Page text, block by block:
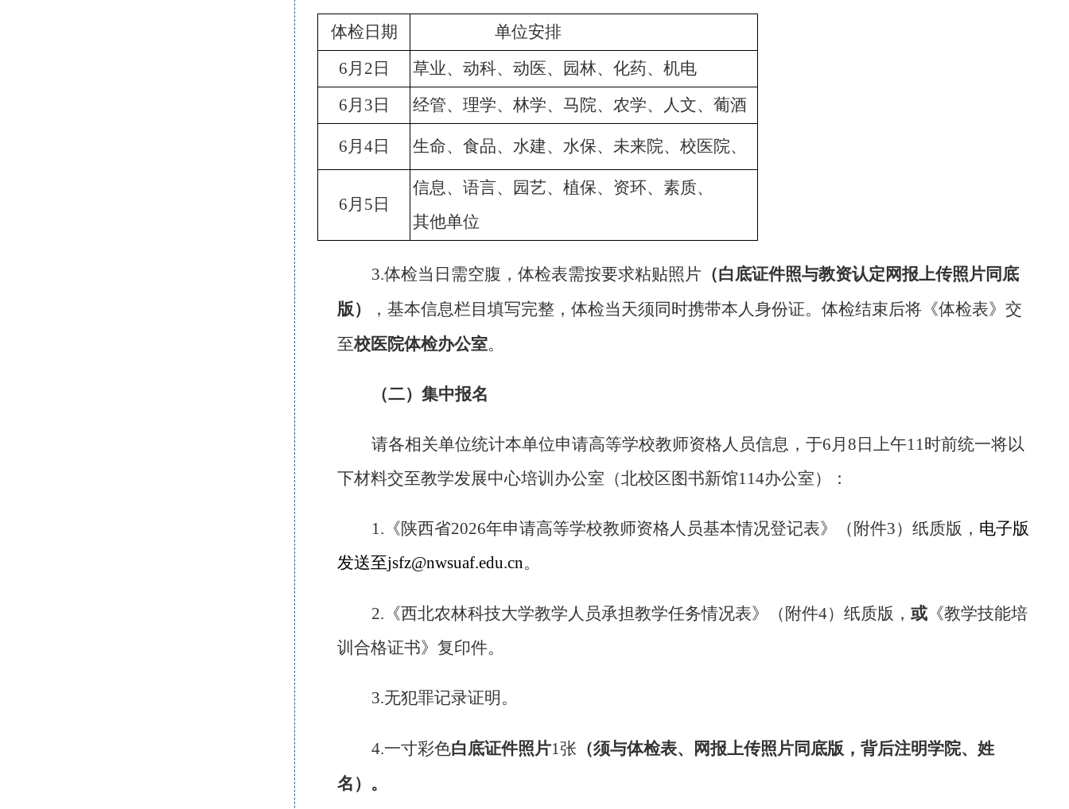
体检日期
单位安排
6月2日
草业、动科、动医、园林、化药、机电
6月3日 经管、理学、林学、马院、农学、人文、葡酒
6月4日 生命、食品、水建、水保、未来院、校医院、
6月5日
信息、语言、园艺、植保、资环、素质、
其他单位
3.体检当日需空腹，体检表需按要求粘贴照片 （白底证件照与教资认定网报上传照片同底
版）
，基本信息栏目填写完整，体检当天须同时携带本人身份证。体检结束后将《体检表》交
至校医院体检办公室。
（二）集中报名
请各相关单位统计本单位申请高等学校教师资格人员信息，于6月8日上午11时前统一将以
下材料交至教学发展中心培训办公室（北校区图书新馆114办公室）：
1. 《陕西省2026年申请高等学校教师资格人员基本情况登记表》（附件3）纸质版， 电子版
发送至jsfz@nwsuaf.edu.cn。
2. 《西北农林科技大学教学人员承担教学任务情况表》（附件4）纸质版， 或 《教学技能培
训合格证书》复印件。
3.无犯罪记录证明。
4.一寸彩色白底证件照片1张 （须与体检表、网报上传照片同底版，背后注明学院、姓
名）。